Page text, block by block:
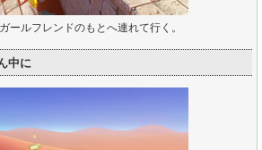
ールフレンドのもとへ連れて行く。
中に